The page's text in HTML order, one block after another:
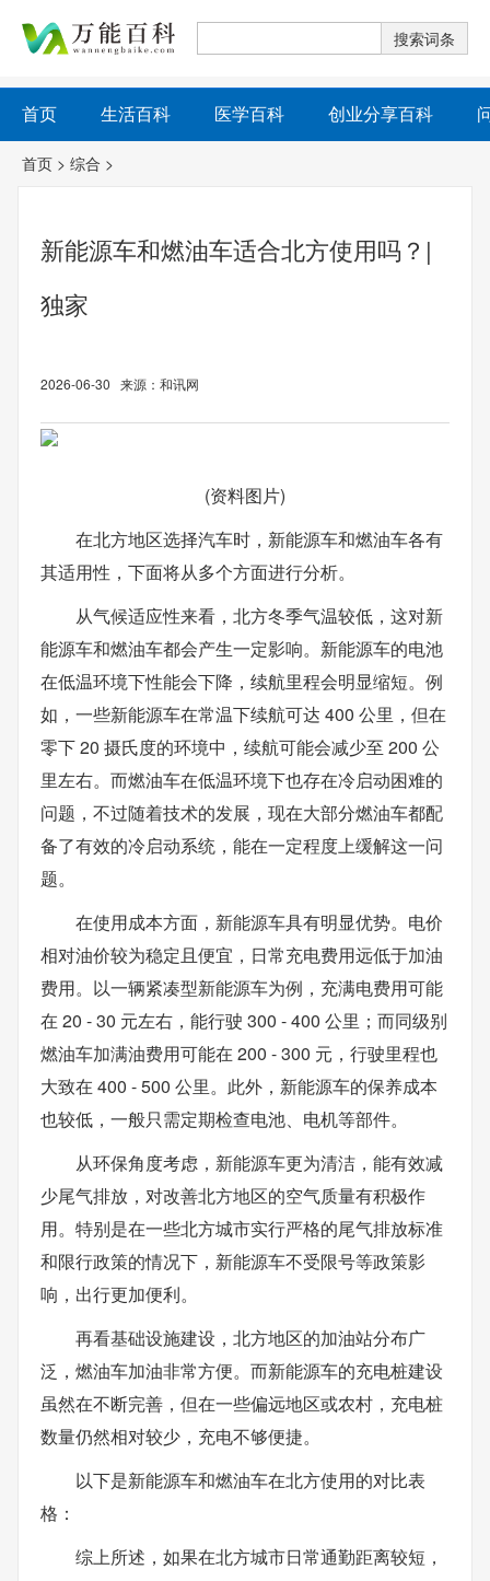
首页 生活百科 医学百科 创业分享百科
首页 > 综合 >
新能源车和燃油车适合北方使用吗？|
独家
2026-06-30 来源：和讯网
(资料图片)
在北方地区选择汽车时，新能源车和燃油车各有
其适用性，下面将从多个方面进行分析。
从气候适应性来看，北方冬季气温较低，这对新
能源车和燃油车都会产生一定影响。新能源车的电池
在低温环境下性能会下降，续航里程会明显缩短。例
如，一些新能源车在常温下续航可达 400 公里，但在
零下 20 摄氏度的环境中，续航可能会减少至 200 公
里左右。而燃油车在低温环境下也存在冷启动困难的
问题，不过随着技术的发展，现在大部分燃油车都配
备了有效的冷启动系统，能在一定程度上缓解这一问
题。
在使用成本方面，新能源车具有明显优势。电价
相对油价较为稳定且便宜，日常充电费用远低于加油
费用。以一辆紧凑型新能源车为例，充满电费用可能
在 20 - 30 元左右，能行驶 300 - 400 公里；而同级别
燃油车加满油费用可能在 200 - 300 元，行驶里程也
大致在 400 - 500 公里。此外，新能源车的保养成本
也较低，一般只需定期检查电池、电机等部件。
从环保角度考虑，新能源车更为清洁，能有效减
少尾气排放，对改善北方地区的空气质量有积极作
用。特别是在一些北方城市实行严格的尾气排放标准
和限行政策的情况下，新能源车不受限号等政策影
响，出行更加便利。
再看基础设施建设，北方地区的加油站分布广
泛，燃油车加油非常方便。而新能源车的充电桩建设
虽然在不断完善，但在一些偏远地区或农村，充电桩
数量仍然相对较少，充电不够便捷。
以下是新能源车和燃油车在北方使用的对比表
格：
综上所述，如果在北方城市日常通勤距离较短，